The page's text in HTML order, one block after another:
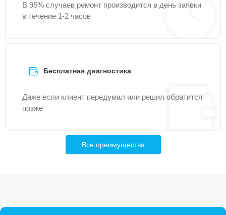
В 95% случаев ремонт производится в день заявки
в течение 1-2 часов
Бесплатная диагностика
Даже если клиент передумал или решил обратится
позже
Все преимущества